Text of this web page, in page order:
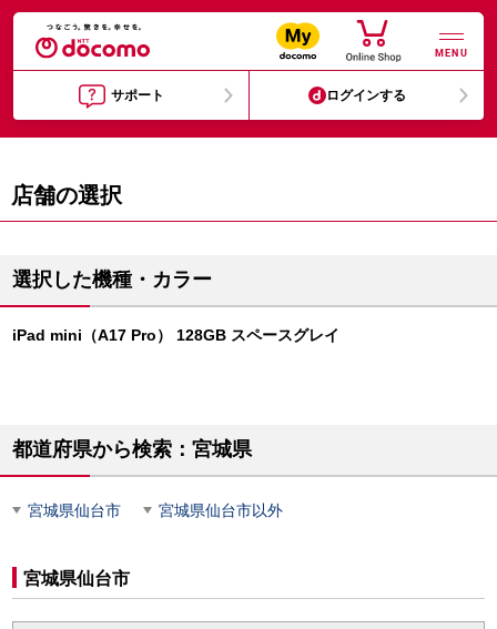
MENU
サポート ログインする
店舗の選択
選択した機種・カラー
iPad mini（A17 Pro） 128GB スペースグレイ
都道府県から検索：宮城県
宮城県仙台市 宮城県仙台市以外
宮城県仙台市